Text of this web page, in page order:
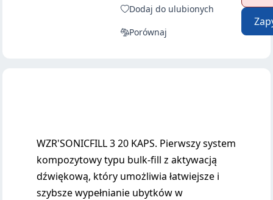
Dodaj do ulubionych
Porównaj
WZR'SONICFILL 3 20 KAPS. Pierwszy system
kompozytowy typu bulk-fill z aktywacją
dźwiękową, który umożliwia łatwiejsze i
szybsze wypełnianie ubytków w